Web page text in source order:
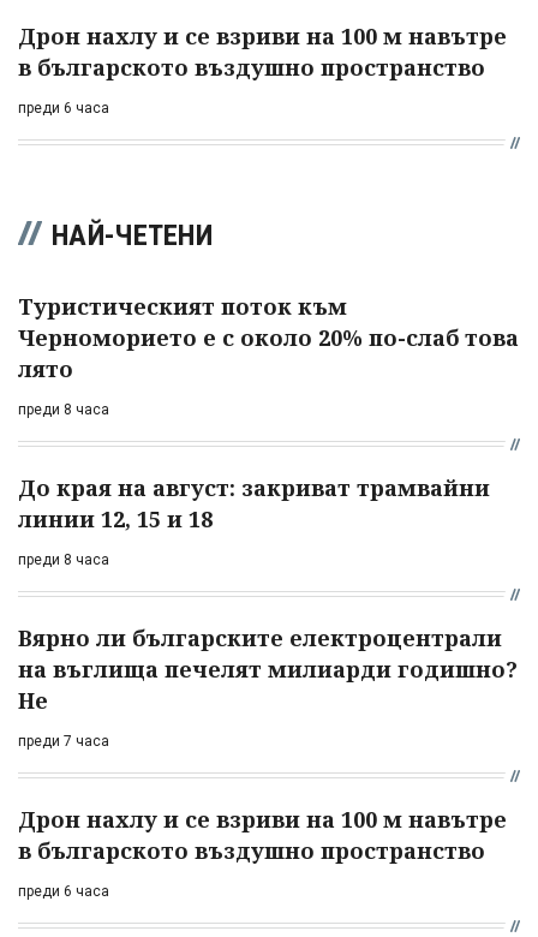
Дрон нахлу и се взриви на 100 м навътре
в българското въздушно пространство
преди 6 часа
НАЙ-ЧЕТЕНИ
Туристическият поток към
Черноморието е с около 20% по-слаб това
лято
преди 8 часа
До края на август: закриват трамвайни
линии 12, 15 и 18
преди 8 часа
Вярно ли българските електроцентрали
на въглища печелят милиарди годишно?
Не
преди 7 часа
Дрон нахлу и се взриви на 100 м навътре
в българското въздушно пространство
преди 6 часа